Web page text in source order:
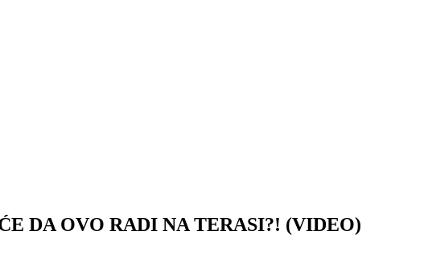
DA OVO RADI NA TERASI?! (VIDEO)